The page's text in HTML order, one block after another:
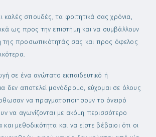
καλές σπουδές, τα φοιτητικά σας χρόνια,
ως προς την επιστήμη και να συμβάλλουν
της προσωπικότητάς σας και προς όφελος
σε ένα ανώτατο εκπαιδευτικό ή
δεν αποτελεί μονόδρομο, εύχομαι σε όλους
να πραγματοποιήσουν το όνειρό
να αγωνίζονται με ακόμη περισσότερο
μεθοδικότητα και να είστε βέβαιοι ότι οι